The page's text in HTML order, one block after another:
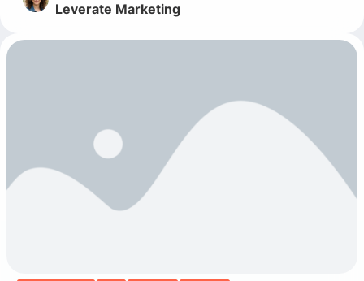
Leverate Marketing